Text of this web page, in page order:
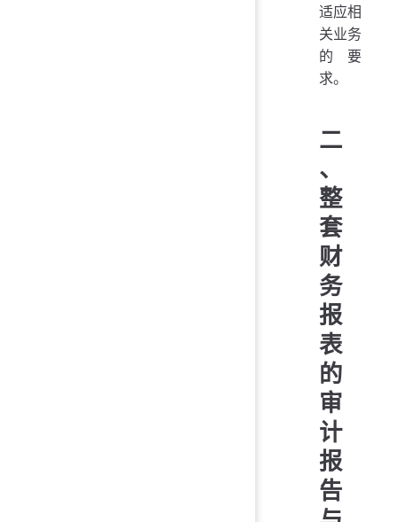
适应相
关业务
的要
求。
二
、
整
套
财
务
报
表
的
审
计
报
告